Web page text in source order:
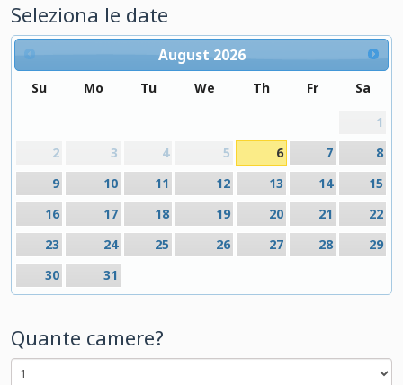
Seleziona le date
August 2026
Su Mo Tu We Th Fr
Sa
1
2
3 4 5 6 7
8
9
10 11 12 13 14
15
16
17 18 19 20 21
22
23
24 25 26 27 28
29
30
31
Quante camere?